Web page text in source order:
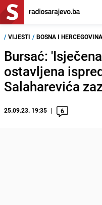
/ VIJESTI / BOSNA I HERCEGOVINA
Bursać:
ostavljena
Salaharevića
25.09.23. 19:35 6